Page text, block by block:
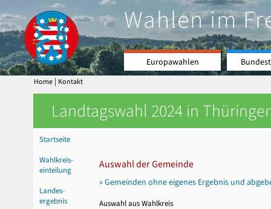
Wahlen im
Europawahlen
Home | Kontakt
Landtagswahl 2024 in
Startseite
Wahlkreis-
einteilung
Landes-
ergebnis
Auswahl der Gemeinde
» Gemeinden ohne eigenes Ergebnis und
Auswahl aus Wahlkreis